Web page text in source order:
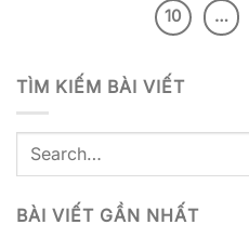
10
…
TÌM KIẾM BÀI VIẾT
BÀI VIẾT GẦN NHẤT